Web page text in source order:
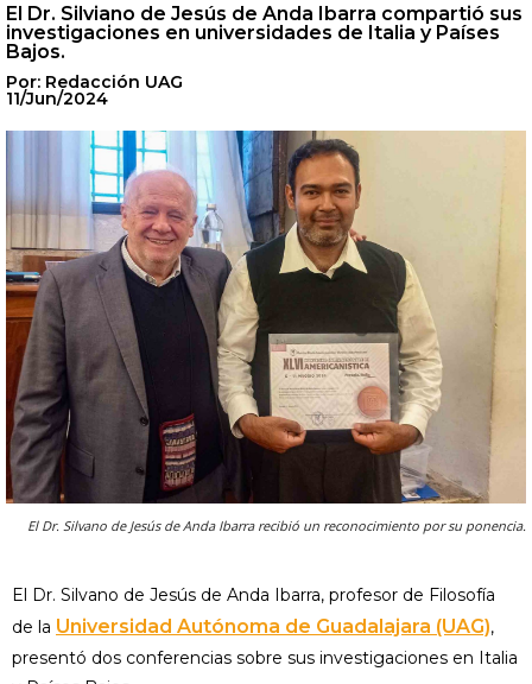
El Dr. Silviano de Jesús de Anda Ibarra compartió sus
investigaciones en universidades de Italia y Países
Bajos.
Por: Redacción UAG
11/Jun/2024
El Dr. Silvano de Jesús de Anda Ibarra recibió un reconocimiento por su ponencia.
El Dr. Silvano de Jesús de Anda Ibarra, profesor de Filosofía
de la Universidad Autónoma de Guadalajara (UAG),
presentó dos conferencias sobre sus investigaciones en Italia